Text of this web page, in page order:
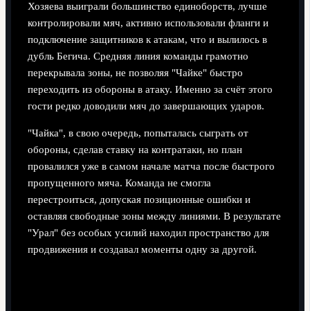
Хозяева выиграли большинство единоборств, лучше
контролировали мяч, активно использовали фланги и
подключение защитников к атакам, что и вылилось в
дубль Бегича. Средняя линия команды грамотно
перекрывала зоны, не позволяя "Чайке" быстро
переходить из обороны в атаку. Именно за счёт этого
гости редко доводили мяч до завершающих ударов.
"Чайка", в свою очередь, попыталась сыграть от
обороны, сделав ставку на контратаки, но план
провалился уже в самом начале матча после быстрого
пропущенного мяча. Команда не смогла
перестроиться, допуская позиционные ошибки и
оставляя свободные зоны между линиями. В результате
"Урал" без особых усилий находил пространство для
продвижения и создавал моменты одну за другой.